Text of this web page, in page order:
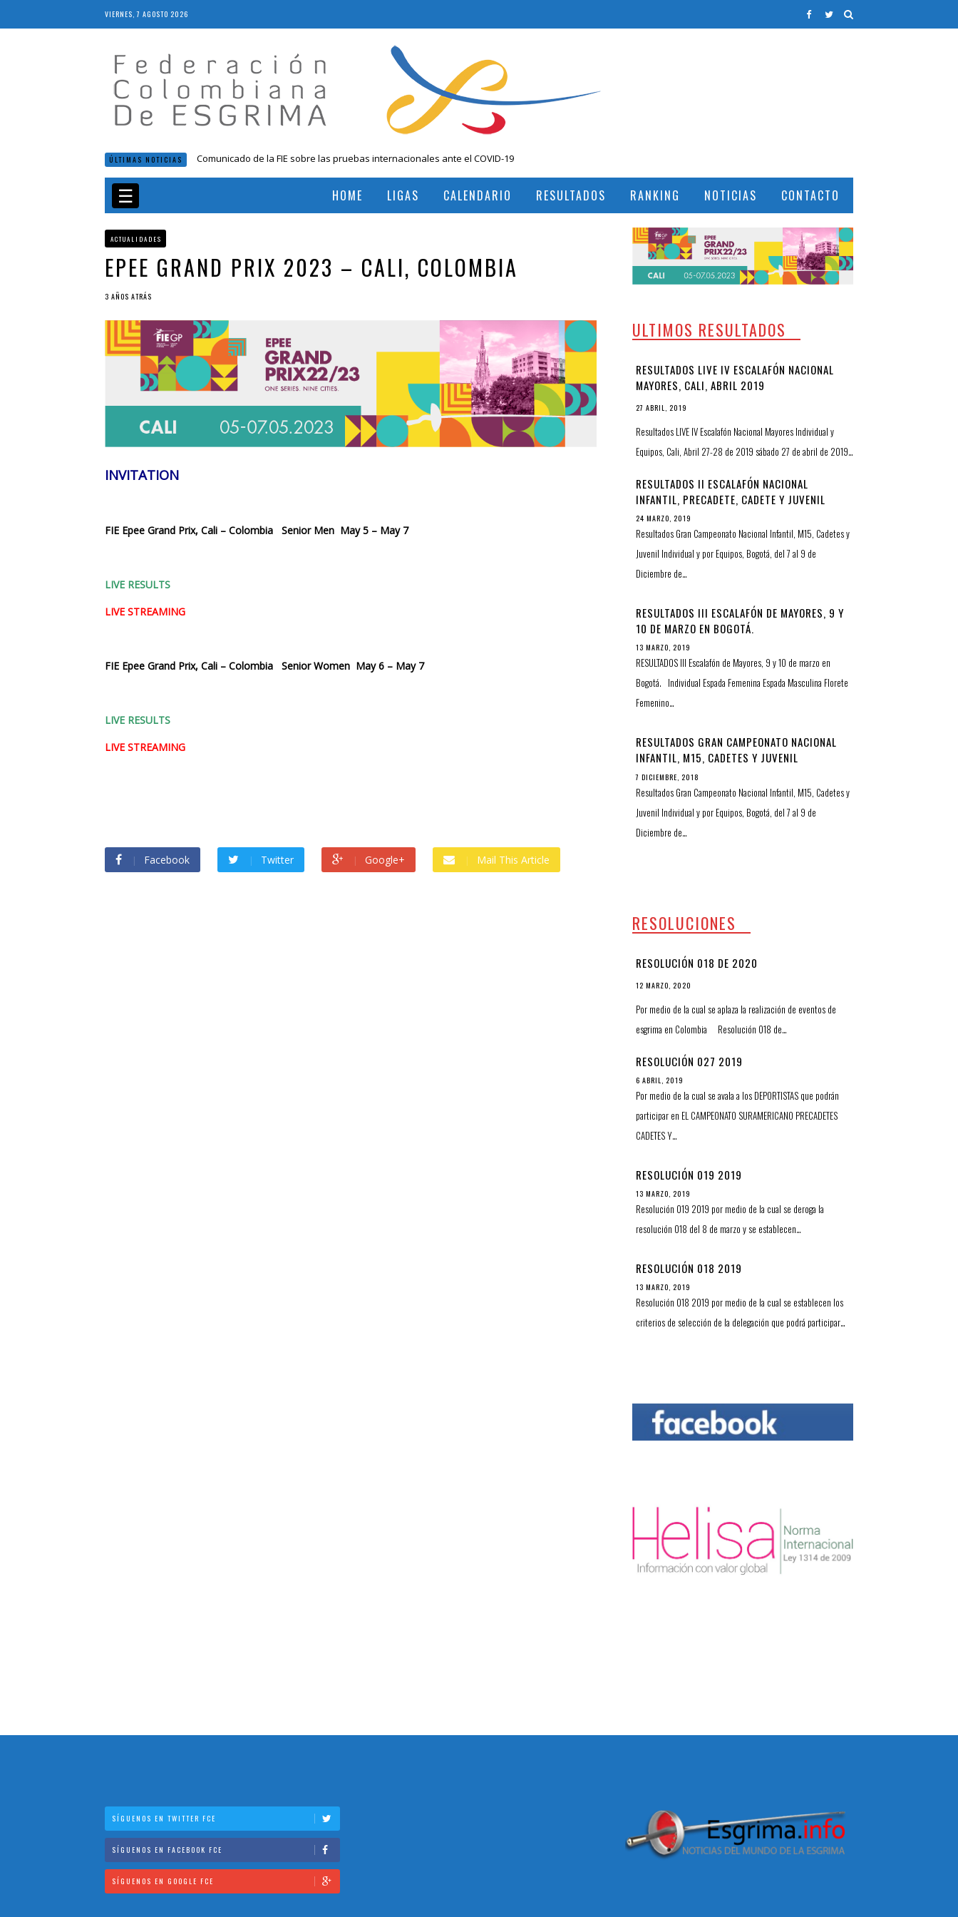
VIERNES, 7 AGOSTO 2026
ÚLTIMAS NOTICIAS
Comunicado de la FIE sobre las pruebas internacionales ante el COVID-19
Epee Grand Prix 2023 – Cali, Colombia
HOME LIGAS CALENDARIO RESULTADOS RANKING NOTICIAS CONTACTO
☰
ACTUALIDADES
EPEE GRAND PRIX 2023 – CALI, COLOMBIA
3 AÑOS ATRÁS
INVITATION
FIE Epee Grand Prix, Cali – Colombia Senior Men May 5 – May 7
LIVE RESULTS
LIVE STREAMING
FIE Epee Grand Prix, Cali – Colombia Senior Women May 6 – May 7
LIVE RESULTS
LIVE STREAMING
Facebook Twitter Google+ Mail This Article
ULTIMOS RESULTADOS
RESULTADOS LIVE IV ESCALAFÓN NACIONAL
MAYORES, CALI, ABRIL 2019
27 ABRIL, 2019
Resultados LIVE IV Escalafón Nacional Mayores Individual y
Equipos, Cali, Abril 27-28 de 2019 sábado 27 de abril de 2019…
RESULTADOS II ESCALAFÓN NACIONAL
INFANTIL, PRECADETE, CADETE Y JUVENIL
24 MARZO, 2019
Resultados Gran Campeonato Nacional Infantil, M15, Cadetes y
Juvenil Individual y por Equipos, Bogotá, del 7 al 9 de
Diciembre de…
RESULTADOS III ESCALAFÓN DE MAYORES, 9 Y
10 DE MARZO EN BOGOTÁ.
13 MARZO, 2019
RESULTADOS III Escalafón de Mayores, 9 y 10 de marzo en
Bogotá. Individual Espada Femenina Espada Masculina Florete
Femenino…
RESULTADOS GRAN CAMPEONATO NACIONAL
INFANTIL, M15, CADETES Y JUVENIL
INDIVIDUAL Y POR EQUIPOS
7 DICIEMBRE, 2018
Resultados Gran Campeonato Nacional Infantil, M15, Cadetes y
Juvenil Individual y por Equipos, Bogotá, del 7 al 9 de
Diciembre de…
RESOLUCIONES
RESOLUCIÓN 018 DE 2020
12 MARZO, 2020
Por medio de la cual se aplaza la realización de eventos de
esgrima en Colombia Resolución 018 de…
RESOLUCIÓN 027 2019
6 ABRIL, 2019
Por medio de la cual se avala a los DEPORTISTAS que podrán
participar en EL CAMPEONATO SURAMERICANO PRECADETES
CADETES Y…
RESOLUCIÓN 019 2019
13 MARZO, 2019
Resolución 019 2019 por medio de la cual se deroga la
resolución 018 del 8 de marzo y se establecen…
RESOLUCIÓN 018 2019
13 MARZO, 2019
Resolución 018 2019 por medio de la cual se establecen los
criterios de selección de la delegación que podrá participar…
SÍGUENOS EN TWITTER FCE
SÍGUENOS EN FACEBOOK FCE
SÍGUENOS EN GOOGLE FCE